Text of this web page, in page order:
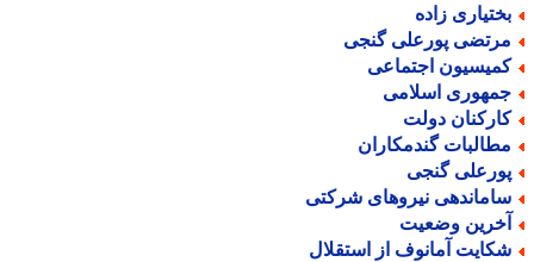
زاده
پورعلی گنجی
اجتماعی
اسلامی
دولت
گندمکاران
گنجی
نیروهای شرکتی
وضعیت
آمانوف از استقلال